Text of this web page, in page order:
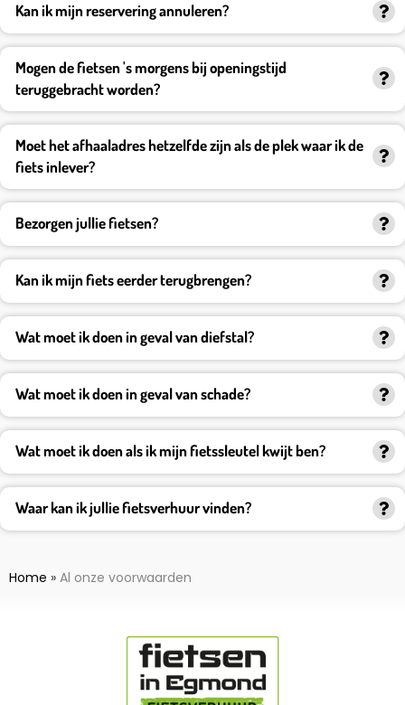
Kan ik mijn reservering annuleren?
Mogen de fietsen 's morgens bij openingstijd
teruggebracht worden?
Moet het afhaaladres hetzelfde zijn als de plek waar ik de
fiets inlever?
Bezorgen jullie fietsen?
Kan ik mijn fiets eerder terugbrengen?
Wat moet ik doen in geval van diefstal?
Wat moet ik doen in geval van schade?
Wat moet ik doen als ik mijn fietssleutel kwijt ben?
Waar kan ik jullie fietsverhuur vinden?
Home » Al onze voorwaarden